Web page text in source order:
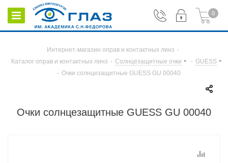
0
Интернет-магазин оправ и контактных линз -
Каталог оправ и контактных линз - Солнцезащитные очки - GUESS
- Очки солнцезащитные GUESS GU 00040
Очки солнцезащитные GUESS GU 00040